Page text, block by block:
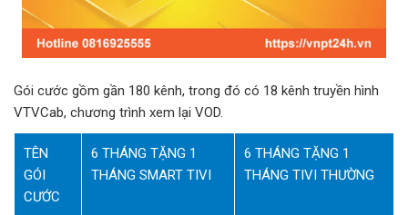
Gói cước gồm gần 180 kênh, trong đó có 18 kênh truyền hình
VTVCab, chương trình xem lại VOD.
TÊN
GÓI
CƯỚC
6 THÁNG TẶNG 1
THÁNG SMART TIVI
6 THÁNG TẶNG 1
THÁNG TIVI THƯỜNG